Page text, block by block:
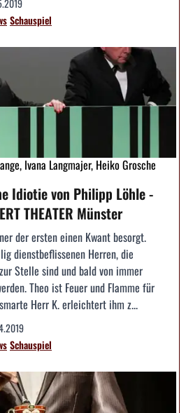
Schauspiel
Ivana Langmajer, Heiko Grosche
Idiotie von Philipp Löhle -
THEATER Münster
der ersten einen Kwant besorgt.
dienstbeflissenen Herren, die
Stelle sind und bald von immer
Theo ist Feuer und Flamme für
Herr K. erleichtert ihm z...
Schauspiel